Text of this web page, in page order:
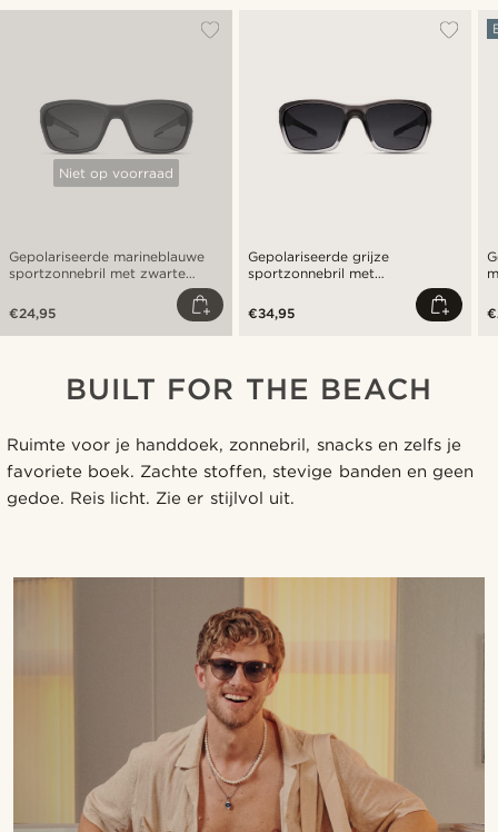
Niet op voorraad
Gepolariseerde marineblauwe
sportzonnebril met zwarte
€24,95
Gepolariseerde grijze
sportzonnebril met
kleurverloop en zwarte lenzen
€34,95
BUILT FOR THE BEACH
Ruimte voor je handdoek, zonnebril, snacks en zelfs je
favoriete boek. Zachte stoffen, stevige banden en geen
gedoe. Reis licht. Zie er stijlvol uit.